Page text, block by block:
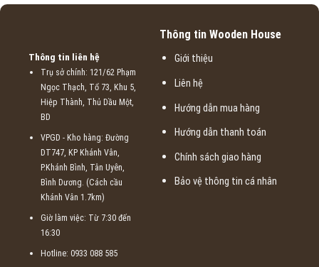
Thông tin liên hệ
Trụ sở chính: 121/62 Phạm
Ngọc Thạch, Tổ 73, Khu 5,
Hiệp Thành, Thủ Dầu Một,
BD
VPGD - Kho hàng: Đường
DT747, KP Khánh Vân,
P.Khánh Bình, Tân Uyên,
Bình Dương. (Cách cầu
Khánh Vân 1.7km)
Giờ làm việc: Từ 7:30 đến
16:30
Hotline: 0933 088 585
Thông tin Wooden House
Giới thiệu
Liên hệ
Hướng dẫn mua hàng
Hướng dẫn thanh toán
Chính sách giao hàng
Bảo vệ thông tin cá nhân